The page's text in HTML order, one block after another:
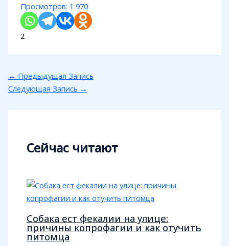
Просмотров: 1 970
2
← Предыдущая Запись
Следующая Запись →
Сейчас читают
Собака ест фекалии на улице:
причины копрофагии и как отучить
питомца